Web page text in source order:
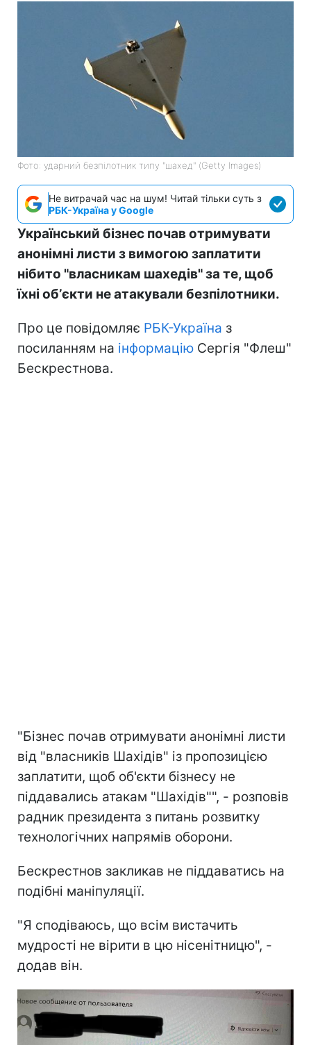
Фото: ударний безпілотник типу "шахед" (Getty Images)
Не витрачай час на шум! Читай тільки суть з
РБК-Україна у Google
Український бізнес почав отримувати
анонімні листи з вимогою заплатити
нібито "власникам шахедів" за те, щоб
їхні обʼєкти не атакували безпілотники.
Про це повідомляє РБК-Україна з
посиланням на інформацію Сергія "Флеш"
Бескрестнова.
"Бізнес почав отримувати анонімні листи
від "власників Шахідів" із пропозицією
заплатити, щоб об'єкти бізнесу не
піддавались атакам "Шахідів"", - розповів
радник президента з питань розвитку
технологічних напрямів оборони.
Бескрестнов закликав не піддаватись на
подібні маніпуляції.
"Я сподіваюсь, що всім вистачить
мудрості не вірити в цю нісенітницю", -
додав він.